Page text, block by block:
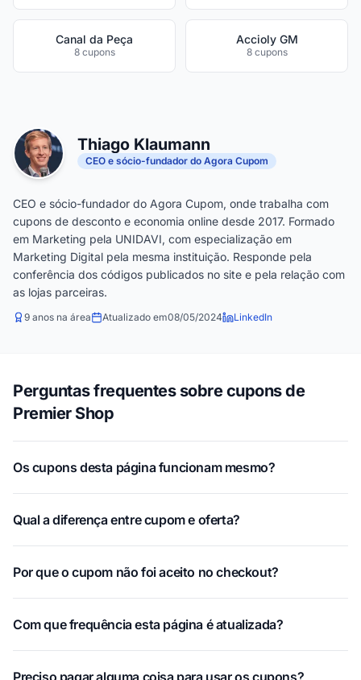
Canal da Peça
8 cupons
Accioly GM
8 cupons
Thiago Klaumann
CEO e sócio-fundador do Agora Cupom
CEO e sócio-fundador do Agora Cupom, onde trabalha com
cupons de desconto e economia online desde 2017. Formado
em Marketing pela UNIDAVI, com especialização em
Marketing Digital pela mesma instituição. Responde pela
conferência dos códigos publicados no site e pela relação com
as lojas parceiras.
9 anos na área Atualizado em08/05/2024 LinkedIn
Perguntas frequentes sobre cupons de
Premier Shop
Os cupons desta página funcionam mesmo?
Qual a diferença entre cupom e oferta?
Por que o cupom não foi aceito no checkout?
Com que frequência esta página é atualizada?
Preciso pagar alguma coisa para usar os cupons?